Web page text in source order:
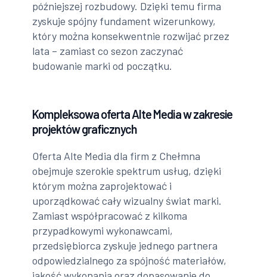
późniejszej rozbudowy. Dzięki temu firma
zyskuje spójny fundament wizerunkowy,
który można konsekwentnie rozwijać przez
lata – zamiast co sezon zaczynać
budowanie marki od początku.
Kompleksowa oferta Alte Media w zakresie
projektów graficznych
Oferta Alte Media dla firm z Chełmna
obejmuje szerokie spektrum usług, dzięki
którym można zaprojektować i
uporządkować cały wizualny świat marki.
Zamiast współpracować z kilkoma
przypadkowymi wykonawcami,
przedsiębiorca zyskuje jednego partnera
odpowiedzialnego za spójność materiałów,